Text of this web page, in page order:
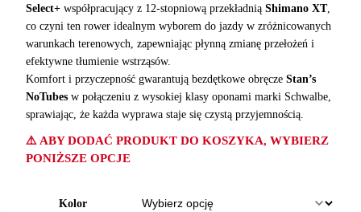
Select+ współpracujący z 12-stopniową przekładnią Shimano XT,
co czyni ten rower idealnym wyborem do jazdy w zróżnicowanych
warunkach terenowych, zapewniając płynną zmianę przełożeń i
efektywne tłumienie wstrząsów.
Komfort i przyczepność gwarantują bezdętkowe obręcze Stan’s
NoTubes w połączeniu z wysokiej klasy oponami marki Schwalbe,
sprawiając, że każda wyprawa staje się czystą przyjemnością.
⚠️ ABY DODAĆ PRODUKT DO KOSZYKA, WYBIERZ
PONIŻSZE OPCJE
Kolor